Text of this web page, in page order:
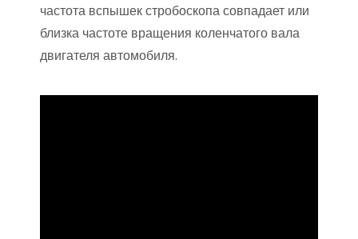
частота вспышек стробоскопа совпадает или
близка частоте вращения коленчатого вала
двигателя автомобиля.